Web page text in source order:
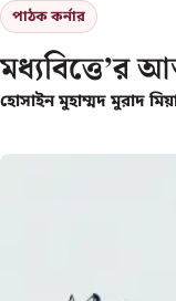
পাঠক কর্নার
মধ্যবিত্তে’র
হোসাইন মুহাম্মদ মুরাদ